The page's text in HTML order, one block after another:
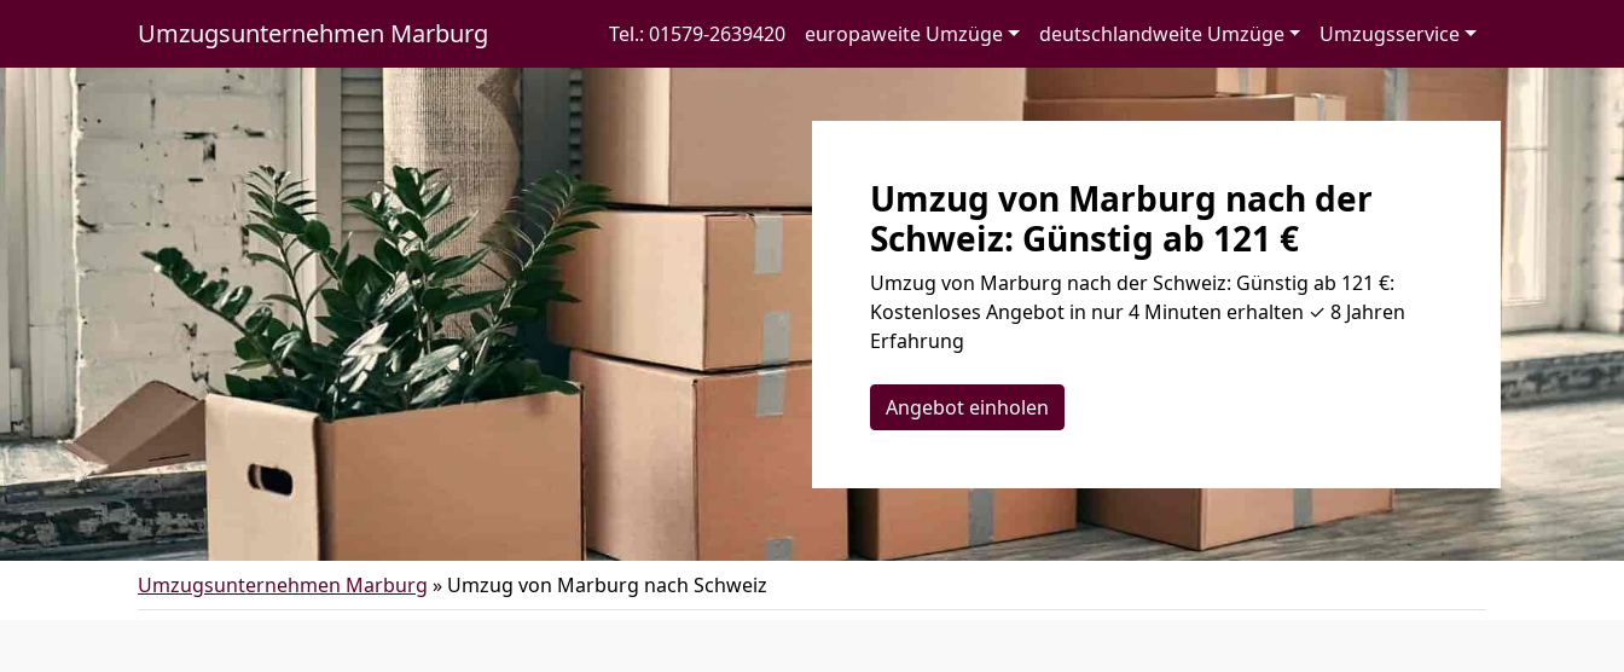
Umzugsunternehmen Marburg Tel.: 01579-2639420 europaweite Umzüge deutschlandweite Umzüge Umzugsservice
Umzug von Marburg nach der
Schweiz: Günstig ab 121 €
Umzug von Marburg nach der Schweiz: Günstig ab 121 €:
Kostenloses Angebot in nur 4 Minuten erhalten ✓ 8 Jahren
Erfahrung
Angebot einholen
Umzugsunternehmen Marburg » Umzug von Marburg nach Schweiz